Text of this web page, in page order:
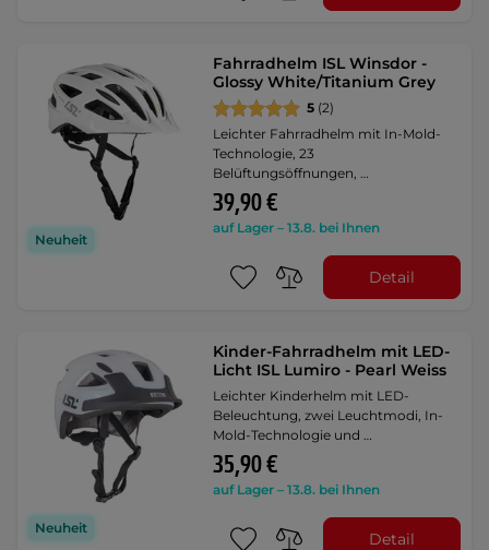
Neuheit
Fahrradhelm ISL Winsdor -
Glossy White/Titanium Grey
5 (2)
Leichter Fahrradhelm mit In-Mold-
Technologie, 23
Belüftungsöffnungen, …
39,90 €
auf Lager – 13.8. bei Ihnen
Detail
Neuheit
Kinder-Fahrradhelm mit LED-
Licht ISL Lumiro - Pearl Weiss
Leichter Kinderhelm mit LED-
Beleuchtung, zwei Leuchtmodi, In-
Mold-Technologie und …
35,90 €
auf Lager – 13.8. bei Ihnen
Detail